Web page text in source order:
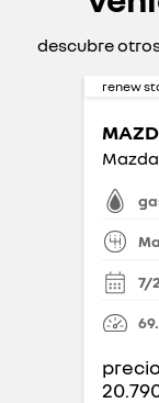
descubre
renew
7/
precio